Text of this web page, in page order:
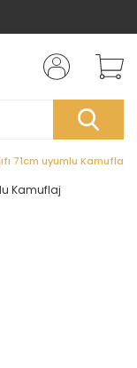
71cm uyumlu Kamuflaj